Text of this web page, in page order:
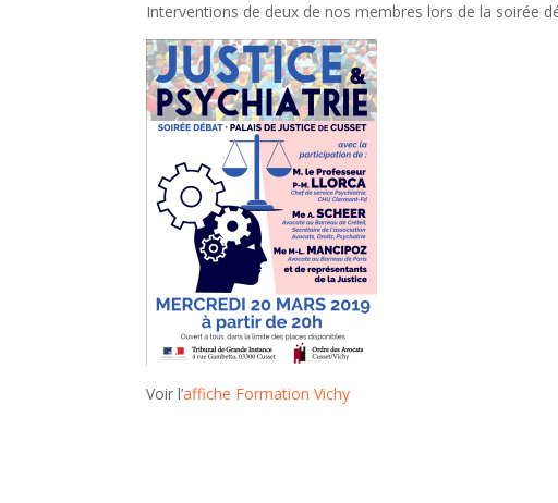
Interventions de deux de nos membres lors de la soirée
Voir l’affiche Formation Vichy